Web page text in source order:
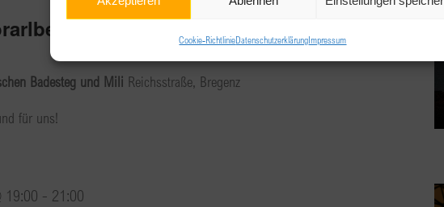
Cookie-RichtlinieDatenschutzerklärungImpressum
Sommerfest
Badesteg und Mili Reichsstraße, Bregenz
für uns!
19:00 - 21:00